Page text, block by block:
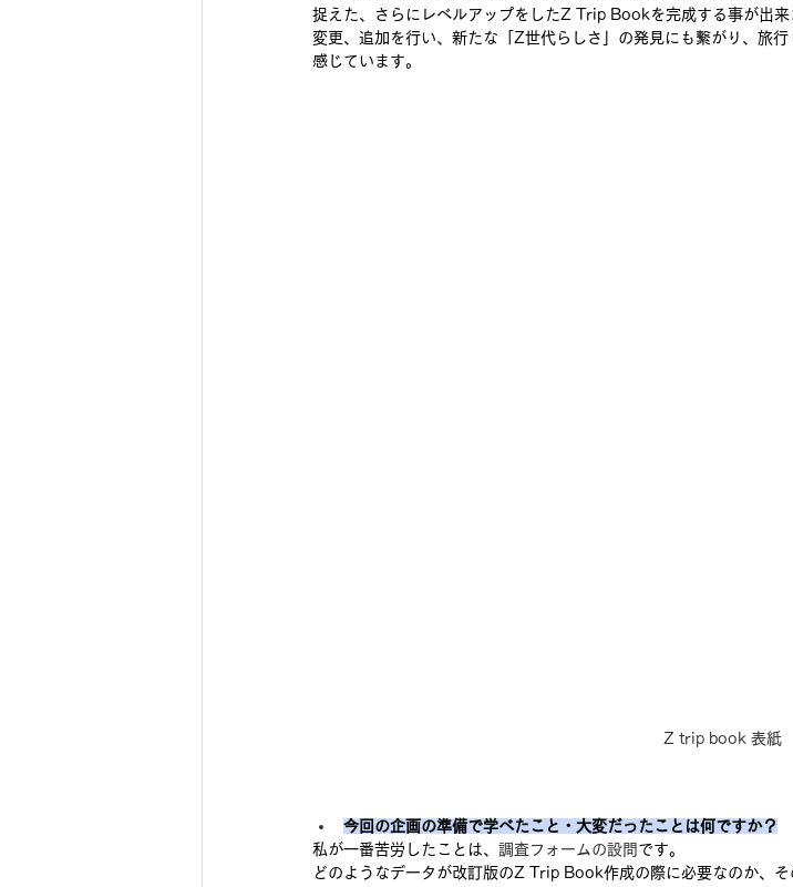
捉えた、さらにレベルアップをしたZ Trip Bookを完成する事が出来
変更、追加を行い、新たな「Z世代らしさ」の発見にも繋がり、旅
感じています。
Z trip book 表紙
今回の企画の準備で学べたこと・大変だったことは何ですか？
私が一番苦労したことは、 調査フォームの設問 です。
どのようなデータが改訂版のZ Trip Book作成の際に必要なのか、